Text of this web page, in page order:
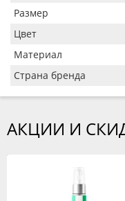
Размер
Цвет
Материал
Страна бренда
АКЦИИ И